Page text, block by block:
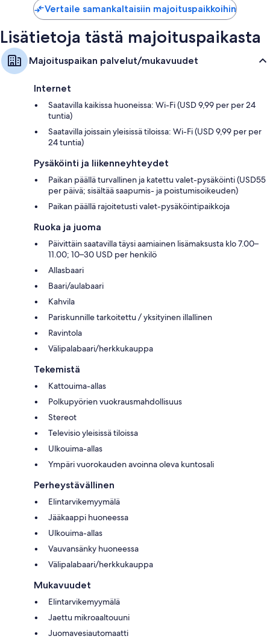
Jääkaapit, kahvin-/teenkeittimet ja päivittäinen siivous
Vertaile samankaltaisiin majoituspaikkoihin
Lisätietoja tästä majoituspaikasta
Majoituspaikan palvelut/mukavuudet
Internet
Saatavilla kaikissa huoneissa: Wi-Fi (USD 9,99 per per 24
tuntia)
Saatavilla joissain yleisissä tiloissa: Wi-Fi (USD 9,99 per per
24 tuntia)
Pysäköinti ja liikenneyhteydet
Paikan päällä turvallinen ja katettu valet-pysäköinti (USD55
per päivä; sisältää saapumis- ja poistumisoikeuden)
Paikan päällä rajoitetusti valet-pysäköintipaikkoja
Ruoka ja juoma
Päivittäin saatavilla täysi aamiainen lisämaksusta klo 7.00–
11.00; 10–30 USD per henkilö
Allasbaari
Baari/aulabaari
Kahvila
Pariskunnille tarkoitettu / yksityinen illallinen
Ravintola
Välipalabaari/herkkukauppa
Tekemistä
Kattouima-allas
Polkupyörien vuokrausmahdollisuus
Stereot
Televisio yleisissä tiloissa
Ulkouima-allas
Ympäri vuorokauden avoinna oleva kuntosali
Perheystävällinen
Elintarvikemyymälä
Jääkaappi huoneessa
Ulkouima-allas
Vauvansänky huoneessa
Välipalabaari/herkkukauppa
Mukavuudet
Elintarvikemyymälä
Jaettu mikroaaltouuni
Juomavesiautomaatti